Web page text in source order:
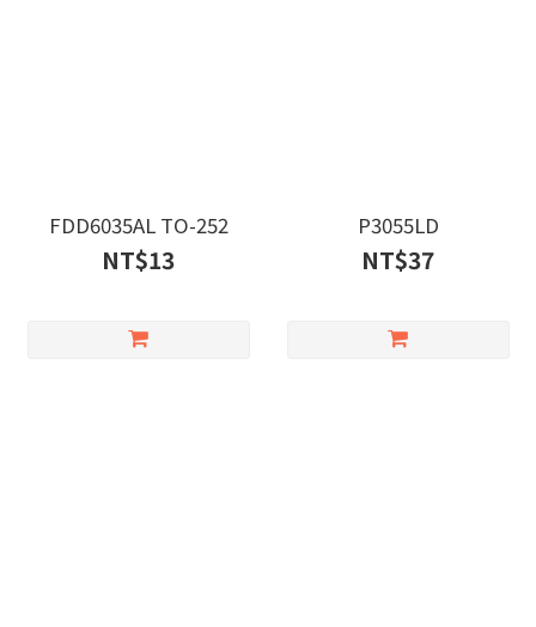
FDD6035AL TO-252
NT$13
P3055LD
NT$37